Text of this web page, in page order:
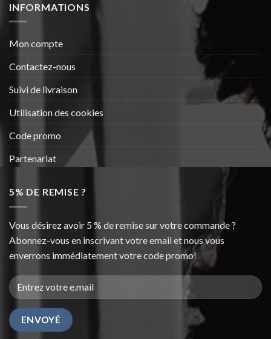
INFORMATIONS
Mon compte
Contactez-nous
Suivi de livraison
Utilisation des cookies
Code promo
Partenariat
5% DE REMISE ?
Vous désirez avoir 5 % de remise sur votre commande ?
Abonnez-vous en inscrivant votre email et nous vous
enverrons immédiatement votre code promo!